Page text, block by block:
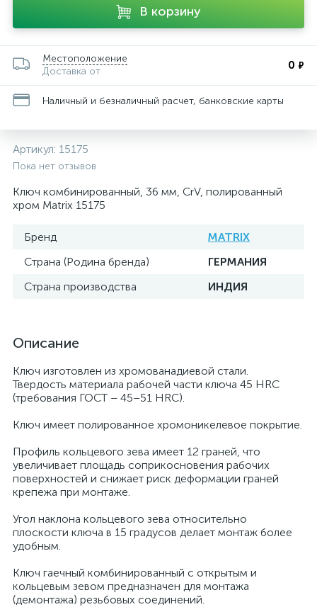
В корзину
Местоположение
Доставка от
0 ₽
Наличный и безналичный расчет, банковские карты
Артикул: 15175
Пока нет отзывов
Ключ комбинированный, 36 мм, CrV, полированный
хром Matrix 15175
Бренд
MATRIX
Страна (Родина бренда)
ГЕРМАНИЯ
Страна производства
ИНДИЯ
Описание
Ключ изготовлен из хромованадиевой стали.
Твердость материала рабочей части ключа 45 HRC
(требования ГОСТ – 45–51 HRC).
Ключ имеет полированное хромоникелевое покрытие.
Профиль кольцевого зева имеет 12 граней, что
увеличивает площадь соприкосновения рабочих
поверхностей и снижает риск деформации граней
крепежа при монтаже.
Угол наклона кольцевого зева относительно
плоскости ключа в 15 градусов делает монтаж более
удобным.
Ключ гаечный комбинированный с открытым и
кольцевым зевом предназначен для монтажа
(демонтажа) резьбовых соединений.